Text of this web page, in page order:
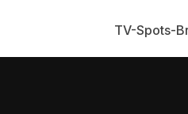
TV-Spots-